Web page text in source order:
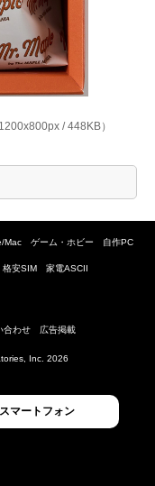
1200x800px / 448KB）
Mac ゲーム・ホビー 自作PC
格安SIM 家電ASCII
合わせ 広告掲載
Inc. 2026
スマートフォン